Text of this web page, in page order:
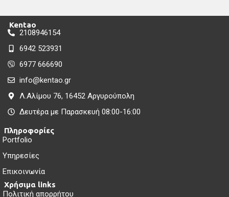
Kentao
2108946154
6942 523931
6977 666690
info@kentao.gr
Λ.Αλίμου 76, 16452 Αργυρούπολη
Δευτέρα με Παρασκευή 08:00-16:00
Πληροφορίες
Portfolio
Υπηρεσίες
Επικοινωνία
Χρήσιμα links
Πολιτική απορρήτου